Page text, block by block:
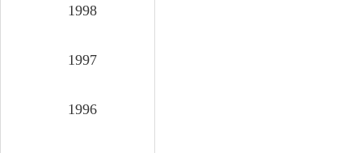
1998
1997
1996